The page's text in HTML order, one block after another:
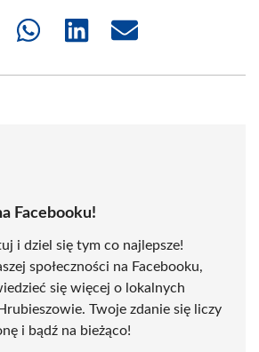
Share
Share
Share
Facebooku!
i dziel się tym co najlepsze!
społeczności na Facebooku,
się więcej o lokalnych
Twoje zdanie się liczy
i bądź na bieżąco!